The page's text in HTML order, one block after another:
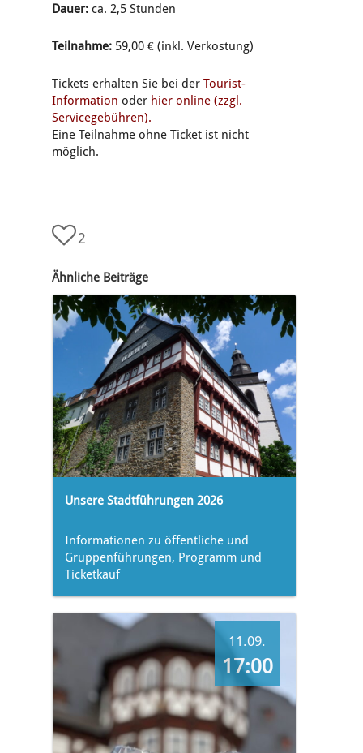
Dauer: ca. 2,5 Stunden
Teilnahme: 59,00 € (inkl. Verkostung)
Tickets erhalten Sie bei der Tourist-
Information oder hier online (zzgl.
Servicegebühren).
Eine Teilnahme ohne Ticket ist nicht
möglich.
2
Ähnliche Beiträge
Unsere Stadtführungen 2026
Informationen zu öffentliche und
Gruppenführungen, Programm und
Ticketkauf
11.09.
17:00